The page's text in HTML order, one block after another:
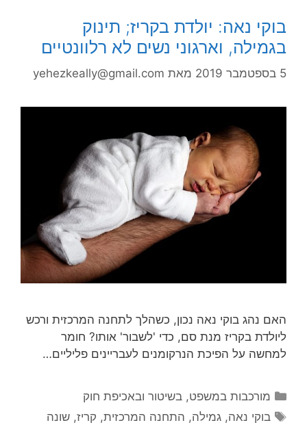
בוקי נאה: יולדת בקריז; תינוק
בגמילה, וארגוני נשים לא רלוונטיים
5 בספטמבר 2019 מאת yehezkeally@gmail.com
האם נהג בוקי נאה נכון, כשהלך לתחנה המרכזית ורכש
ליולדת בקריז מנת סם, כדי 'לשבור' אותו? חומר
למחשה על הפיכת הנרקומנים לעבריינים פליליים…
קטגוריות
מורכבות במשפט, בשיטור ובאכיפת חוק
תגיות
בוקי נאה,גמילה, התחנה המרכזית, קריז,שונה